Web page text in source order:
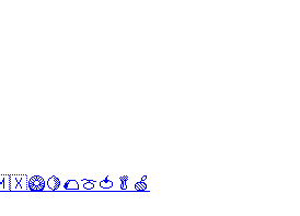
🥝🍋🌮🍈🍅 🥬 🍏